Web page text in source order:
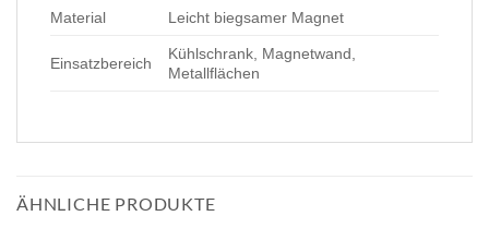
Material Leicht biegsamer Magnet
Einsatzbereich
Kühlschrank, Magnetwand,
Metallflächen
ÄHNLICHE PRODUKTE